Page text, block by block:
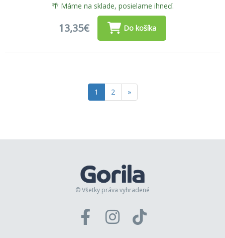
🌴 Máme na sklade, posielame ihneď.
13,35€ Do košíka
1 2 »
© Všetky práva vyhradené